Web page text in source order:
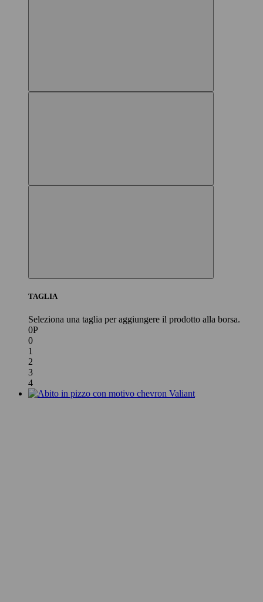
TAGLIA
Seleziona una taglia per aggiungere il prodotto alla borsa.
0P
0
1
2
3
4